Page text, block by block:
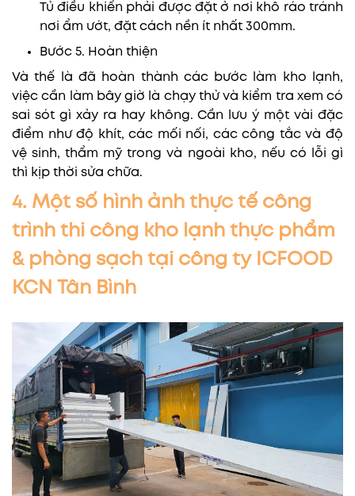
Tủ điều khiển phải được đặt ở nơi khô ráo tránh
nơi ẩm ướt, đặt cách nền ít nhất 300mm.
Bước 5. Hoàn thiện
Và thế là đã hoàn thành các bước làm kho lạnh,
việc cần làm bây giờ là chạy thử và kiểm tra xem có
sai sót gì xảy ra hay không. Cần lưu ý một vài đặc
điểm như độ khít, các mối nối, các công tắc và độ
vệ sinh, thẩm mỹ trong và ngoài kho, nếu có lỗi gì
thì kịp thời sửa chữa.
4. Một số hình ảnh thực tế công
trình thi công kho lạnh thực phẩm
& phòng sạch tại công ty ICFOOD
KCN Tân Bình